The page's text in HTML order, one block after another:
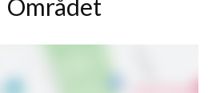
Området